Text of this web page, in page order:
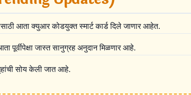
आता क्युआर कोडयुक्त स्मार्ट कार्ड दिले जाणार आहेत.
पूर्वीपेक्षा जास्त सानुग्रह अनुदान मिळणार आहे.
सोय केली जात आहे.